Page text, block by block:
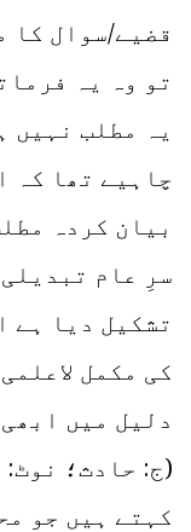
قضیے/سوال کا
تو وہ یہ
یہ مطلب نہیں
چاہیے تھا کہ
بیان کردہ
سرِ عام
تشکیل دیا ہے
کی مکمل
دلیل میں
(ج: حادث؛ نوٹ:
کہتے ہیں جو